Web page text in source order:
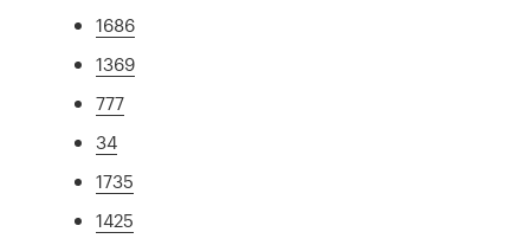
1686
1369
777
34
1735
1425